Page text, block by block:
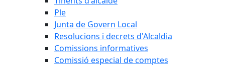
Ple
Junta de Govern Local
Resolucions i decrets d'Alcaldia
Comissions informatives
Comissió especial de comptes